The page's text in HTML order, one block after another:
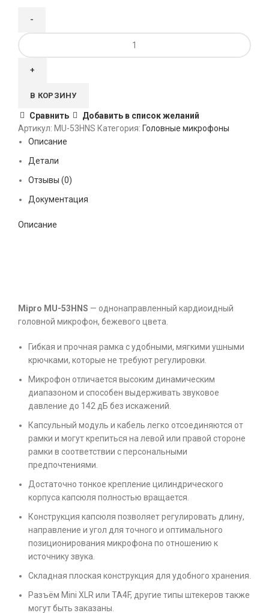
В КОРЗИНУ
Сравнить
Добавить в список желаний
Артикул: MU-53HNS Категория: Головные микрофоны
Описание
Детали
Отзывы (0)
Документация
Описание
Mipro MU-53HNS — однонаправленный кардиоидный
головной микрофон, бежевого цвета.
Гибкая и прочная рамка с удобными, мягкими ушными
крючками, которые не требуют регулировки.
Микрофон отличается высоким динамическим
диапазоном и способен выдерживать звуковое
давление до 142 дБ без искажений.
Капсульный модуль и кабель легко отсоединяются от
рамки и могут крепиться на левой или правой стороне
рамки в соответствии с персональными
предпочтениями.
Достаточно тонкое крепление цилиндрического
корпуса капсюля полностью вращается.
Конструкция капсюля позволяет регулировать длину,
направление и угол для точного и оптимального
позиционирования микрофона по отношению к
источнику звука.
Складная плоская конструкция для удобного хранения.
Разъём Mini XLR или TA4F, другие типы штекеров также
могут быть заказаны.